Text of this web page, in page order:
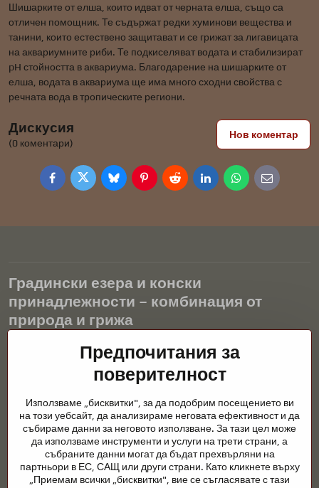
Шишарките от елша, които идват от черната елша, също са
отличен помощник. Те съдържат редки хуминови вещества и
танини, които естествено защитават и се грижат за лигавицата
на аквариумните риби. Те подкиселяват водата и стабилизират
pH стойността в аквариума. Благодарение на шишарките от
елша, водата в аквариума ще има много сходни свойства с
речната вода в тропическите региони.
Дискусия
(0 коментари)
Нов коментар
FacebookTwitterBlueskyPinterestRedditLinkedInWhatsApp
E-
mail
Градински езера и конски
принадлежности – комбинация от
природа и грижа
Градинските езера са красиво допълнение към всеки екстериор
и създават хармонична среда за релаксация и живот на водните
животни. Правилната технология, филтрацията и редовната
през цялата година. Също толкова важна е грижата за
животните, които са част от нашия живот.
Конете се нуждаят от висококачествени конски принадлежности,
правилно хранене и отговорни грижи, за да бъдат здрави, силни
и доволни. Независимо дали става въпрос за екипировка за
Предпочитания за
поверителност
Използваме „бисквитки", за да подобрим посещението ви
на този уебсайт, да анализираме неговата ефективност и да
събираме данни за неговото използване. За тази цел може
да използваме инструменти и услуги на трети страни, а
събраните данни могат да бъдат прехвърляни на
партньори в ЕС, САЩ или други страни. Като кликнете върху
„Приемам всички „бисквитки", вие се съгласявате с тази